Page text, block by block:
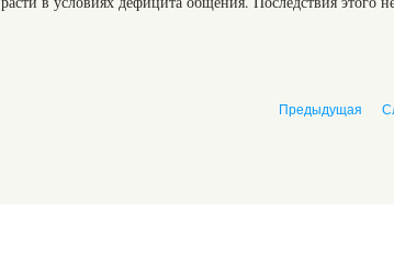
Предыдущая